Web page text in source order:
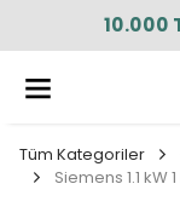
10.000
Tüm Kategoriler
Siemens 1.1 kW